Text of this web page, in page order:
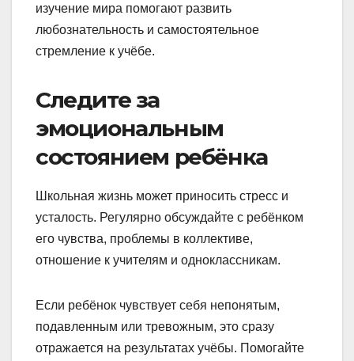
изучение мира помогают развить
любознательность и самостоятельное
стремление к учёбе.
Следите за
эмоциональным
состоянием ребёнка
Школьная жизнь может приносить стресс и
усталость. Регулярно обсуждайте с ребёнком
его чувства, проблемы в коллективе,
отношение к учителям и одноклассникам.
Если ребёнок чувствует себя непонятым,
подавленным или тревожным, это сразу
отражается на результатах учёбы. Помогайте